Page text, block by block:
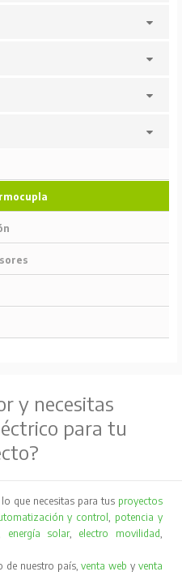
y necesitas
para tu
que necesitas para tus proyectos
y control
potencia y
energía solar, electro movilidad
de nuestro país,venta web y venta